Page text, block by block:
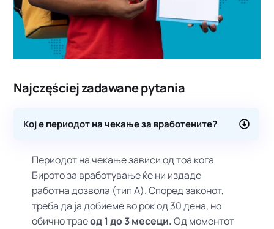
Najczęściej zadawane pytania
Кој е периодот на чекање за вработените?
Периодот на чекање зависи од тоа кога
Бирото за вработување ќе ни издаде
работна дозвола (тип А). Според законот,
треба да ја добиеме во рок од 30 дена, но
обично траеод 1 до 3 месеци.Од моментот